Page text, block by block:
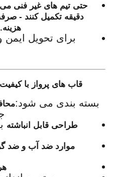
حتی تیم های غیر فنی
دقیقه تکمیل کنند -
هزینه.
قاب های پرواز با
بسته بندی می شود:
طراحی قابل انباشته
موارد ضد آب و ضد